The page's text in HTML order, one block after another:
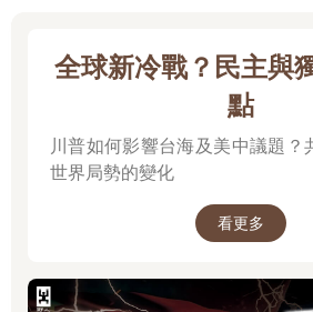
全球新冷戰？民主與
點
川普如何影響台海及美中議題？
世界局勢的變化
看更多